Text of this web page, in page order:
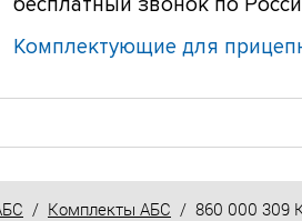
Комплектующие для
/ Комплекты АБС / 860 000 309